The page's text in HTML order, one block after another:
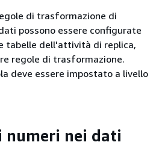
di trasformazione di
possono essere configurate
tabelle dell'attività di replica,
regole di trasformazione.
deve essere impostato a livello
numeri nei dati